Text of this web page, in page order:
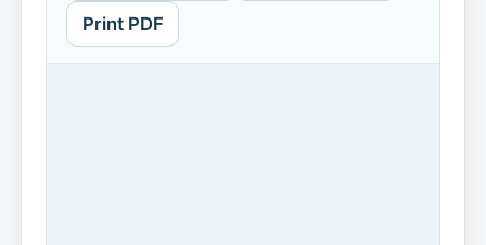
Print PDF